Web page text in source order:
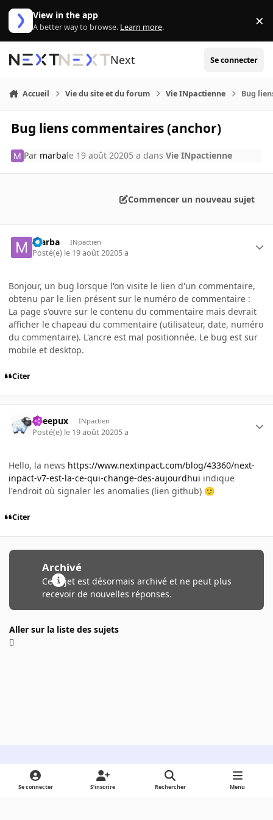
Aller au contenu
View in the app
A better way to browse. Learn more. ×
Next Se connecter
Accueil Vie du site et du forum Vie INpactienne Bug
Bug liens commentaires (anchor)
Par marbale 19 août 20205 a dansVie INpactienne
Commencer un nouveau sujet
marba INpactien
Posté(e) le 19 août 20205 a
Bonjour, un bug lorsque l'on visite le lien d'un commentaire,
obtenu par le lien présent sur le numéro de commentaire :
La page s'ouvre sur le contenu du commentaire mais devrait
afficher le chapeau du commentaire (utilisateur, date, numéro
du commentaire). L'ancre est mal positionnée. Le bug est sur
mobile et desktop.
Citer
Sheepux INpactien
Posté(e) le 19 août 20205 a
Hello, la news https://www.nextinpact.com/blog/43360/next-
inpact-v7-est-la-ce-qui-change-des-aujourdhui indique
l'endroit où signaler les anomalies (lien github) 🙂
Citer
Archivé
Ce sujet est désormais archivé et ne peut plus
recevoir de nouvelles réponses.
Aller sur la liste des sujets
Light ModeDark ModeSystem Preference
Se connecter S’inscrire Rechercher Menu